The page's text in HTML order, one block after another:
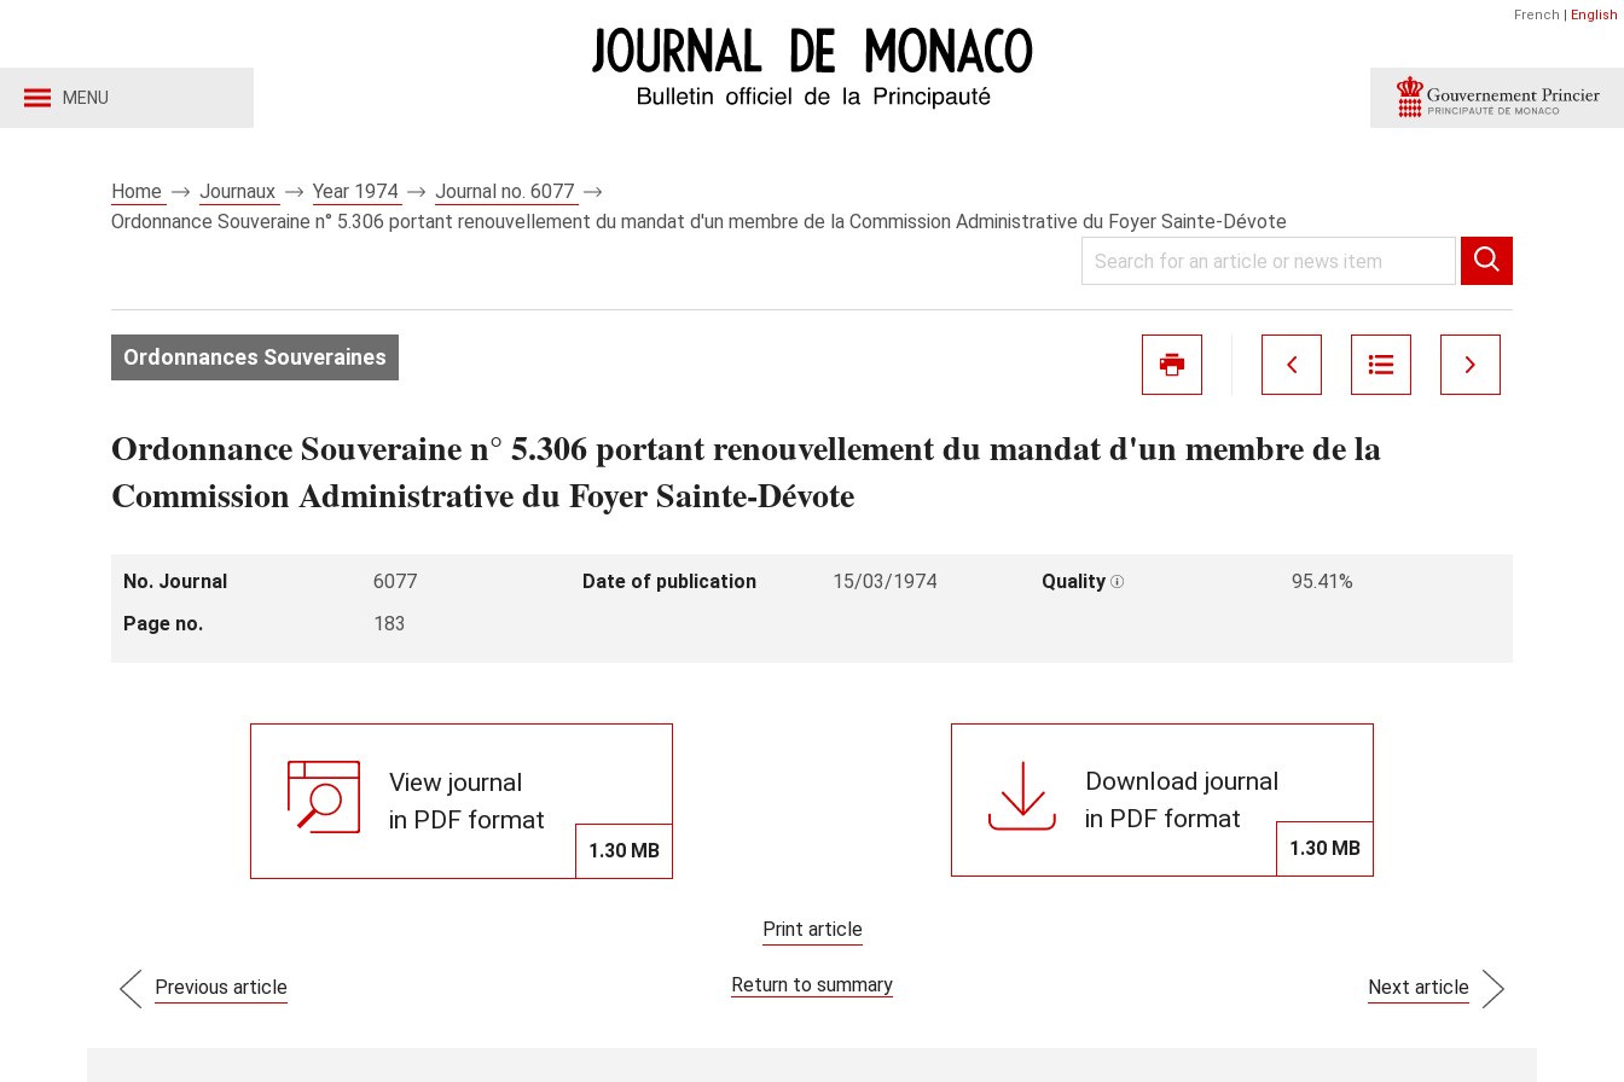
MENU
French | English
Home Journaux Year 1974
Journal no. 6077
Ordonnance Souveraine n° 5.306 portant renouvellement du mandat d'un membre de la Commission Administrative du Foyer Sainte-Dévote
Ordonnances Souveraines
Ordonnance Souveraine n° 5.306 portant renouvellement du mandat d'un membre de la
Commission Administrative du Foyer Sainte-Dévote
No. Journal 6077 Date of publication 15/03/1974 Quality
95.41%
Page no.
183
View journal
in PDF format
1.30 MB
Download journal
in PDF format
1.30 MB
Print article
Previous article Return to summary Next article